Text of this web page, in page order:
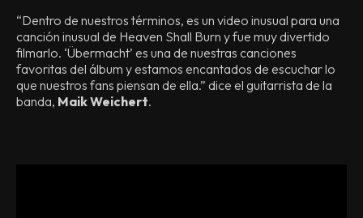
“Dentro de nuestros términos, es un video inusual para una
canción inusual de Heaven Shall Burn y fue muy divertido
filmarlo. ‘Übermacht’ es una de nuestras canciones
favoritas del álbum y estamos encantados de escuchar lo
que nuestros fans piensan de ella.” dice el guitarrista de la
banda, Maik Weichert.